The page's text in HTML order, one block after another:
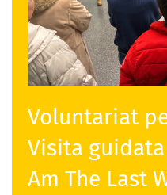
Voluntariat
Visita
Am The Last